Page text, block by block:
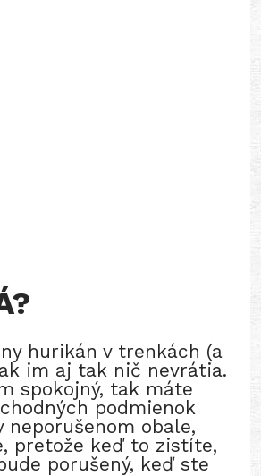
hurikán v trenkách (a
im aj tak nič nevrátia.
spokojný, tak máte
podmienok
obale,
pretože keď to zistíte,
porušený, keď ste